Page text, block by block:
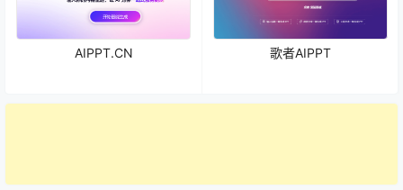
AIPPT.CN 歌者AIPPT